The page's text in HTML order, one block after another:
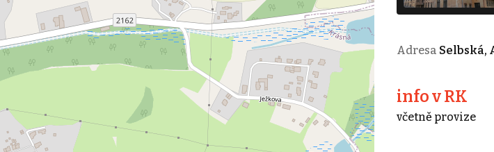
Adresa Selbská,
info v RK
včetně provize